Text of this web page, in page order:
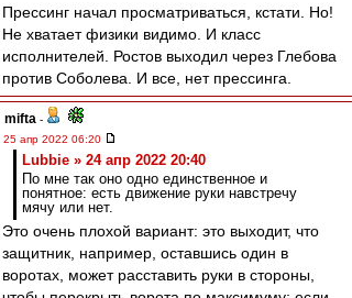
Прессинг начал просматриваться, кстати. Но!
Не хватает физики видимо. И класс
исполнителей. Ростов выходил через Глебова
против Соболева. И все, нет прессинга.
mifta -
25 апр 2022 06:20
Lubbie » 24 апр 2022 20:40
По мне так оно одно единственное и
понятное: есть движение руки навстречу
мячу или нет.
Это очень плохой вариант: это выходит, что
защитник, например, оставшись один в
воротах, может расставить руки в стороны,